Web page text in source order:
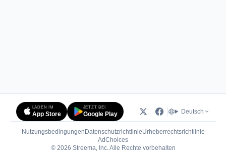
LADEN IM
App Store
JETZT BEI
Google Play Deutsch
Nutzungsbedingungen DatenschutzrichtlinieUrheberrechtsrichtlinie
AdChoices(öffnet in neuem Tab)
© 2026 Streema, Inc. Alle Rechte vorbehalten